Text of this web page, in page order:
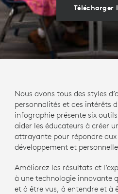
Télécharger
Nous avons tous des styles
personnalités et des intérêts
infographie présente six
aider les éducateurs à créer
attrayante pour répondre aux
développement et
Améliorez les résultats et
à une technologie innovante
et à être vus, à entendre et à